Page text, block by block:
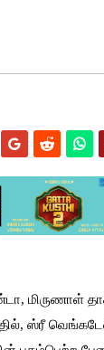
மிருணாள்
ஸ்ரீ